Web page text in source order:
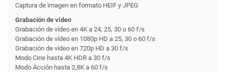
Captura de imagen en formato HEIF y JPEG
Grabación de vídeo
Grabación de vídeo en 4K a 24, 25, 30 o 60 f/s
Grabación de vídeo en 1080p HD a 25, 30 o 60 f/s
Grabación de vídeo en 720p HD a 30 f/s
Modo Cine hasta 4K HDR a 30 f/s
Modo Acción hasta 2,8K a 60 f/s